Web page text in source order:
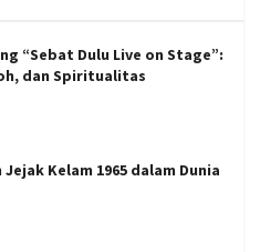
“Sebat Dulu Live on Stage”:
dan Spiritualitas
Kelam 1965 dalam Dunia